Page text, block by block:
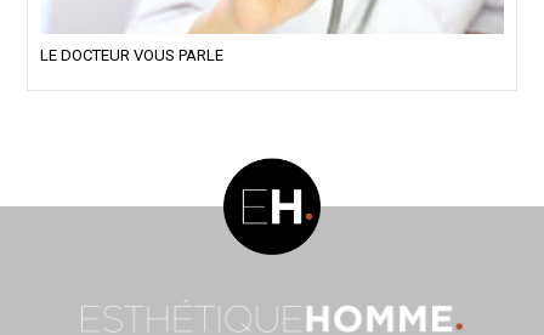
LE DOCTEUR VOUS PARLE